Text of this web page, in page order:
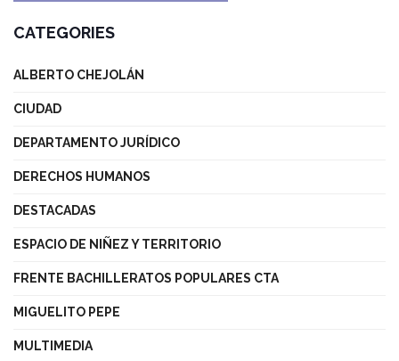
CATEGORIES
ALBERTO CHEJOLÁN
CIUDAD
DEPARTAMENTO JURÍDICO
DERECHOS HUMANOS
DESTACADAS
ESPACIO DE NIÑEZ Y TERRITORIO
FRENTE BACHILLERATOS POPULARES CTA
MIGUELITO PEPE
MULTIMEDIA